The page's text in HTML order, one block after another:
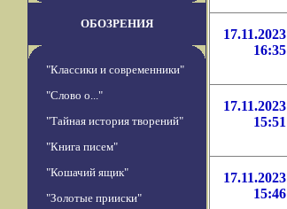
ОБОЗРЕНИЯ
"Классики и современники"
"Слово о..."
"Тайная история творений"
"Книга писем"
"Кошачий ящик"
"Золотые прииски"
17.11.2023
16:35
17.11.2023
15:51
17.11.2023
15:46